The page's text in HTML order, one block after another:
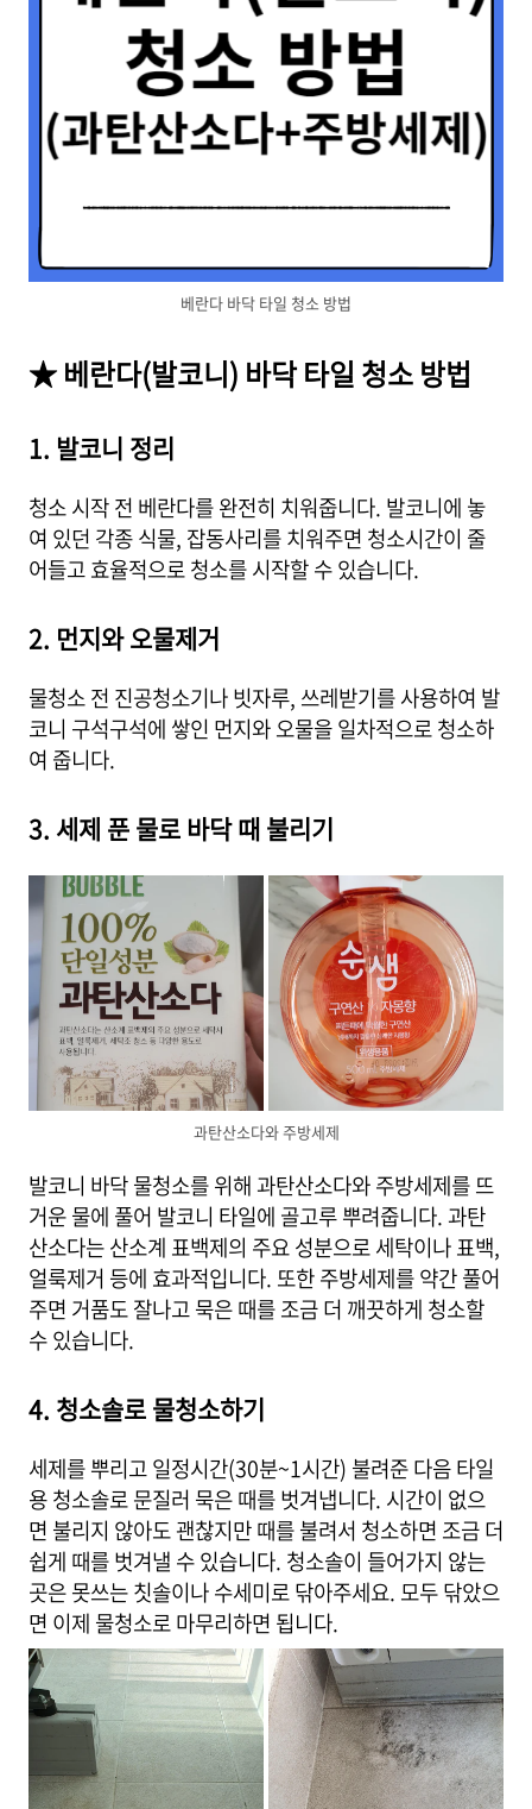
베란다 바닥 타일 청소 방법
★ 베란다(발코니) 바닥 타일 청소 방법
1. 발코니 정리
청소 시작 전 베란다를 완전히 치워줍니다. 발코니에 놓
여 있던 각종 식물, 잡동사리를 치워주면 청소시간이 줄
어들고 효율적으로 청소를 시작할 수 있습니다.
2. 먼지와 오물제거
물청소 전 진공청소기나 빗자루, 쓰레받기를 사용하여 발
코니 구석구석에 쌓인 먼지와 오물을 일차적으로 청소하
여 줍니다.
3. 세제 푼 물로 바닥 때 불리기
과탄산소다와 주방세제
발코니 바닥 물청소를 위해 과탄산소다와 주방세제를 뜨
거운 물에 풀어 발코니 타일에 골고루 뿌려줍니다. 과탄
산소다는 산소계 표백제의 주요 성분으로 세탁이나 표백,
얼룩제거 등에 효과적입니다. 또한 주방세제를 약간 풀어
주면 거품도 잘나고 묵은 때를 조금 더 깨끗하게 청소할
수 있습니다.
4. 청소솔로 물청소하기
세제를 뿌리고 일정시간(30분~1시간) 불려준 다음 타일
용 청소솔로 문질러 묵은 때를 벗겨냅니다. 시간이 없으
면 불리지 않아도 괜찮지만 때를 불려서 청소하면 조금 더
쉽게 때를 벗겨낼 수 있습니다. 청소솔이 들어가지 않는
곳은 못쓰는 칫솔이나 수세미로 닦아주세요. 모두 닦았으
면 이제 물청소로 마무리하면 됩니다.